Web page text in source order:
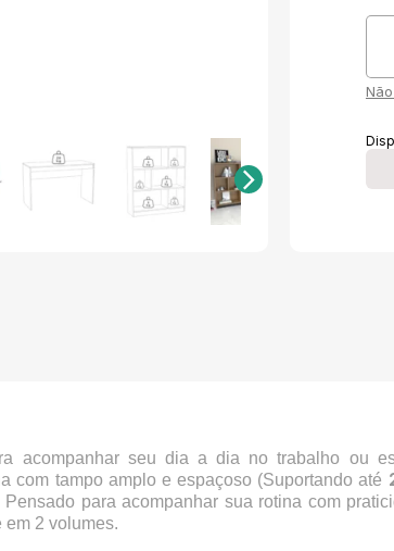
acompanhar seu dia a dia no trabalho ou
com tampo amplo e espaçoso (Suportando até
Pensado para acompanhar sua rotina com
em 2 volumes.